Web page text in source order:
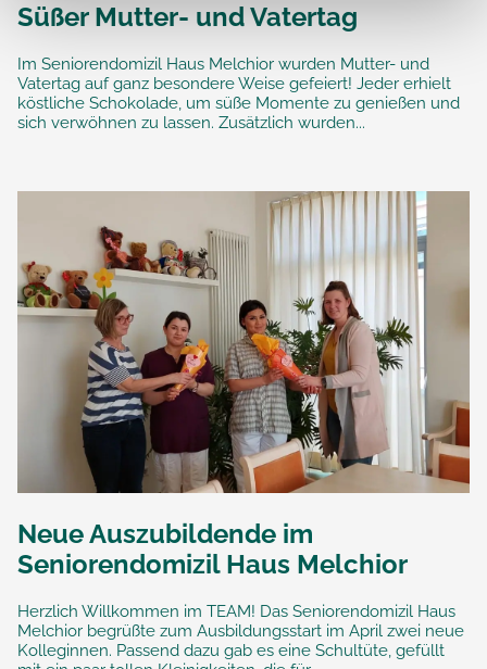
Süßer Mutter- und Vatertag
Im Seniorendomizil Haus Melchior wurden Mutter- und
Vatertag auf ganz besondere Weise gefeiert! Jeder erhielt
köstliche Schokolade, um süße Momente zu genießen und
sich verwöhnen zu lassen. Zusätzlich wurden...
Neue Auszubildende im
Seniorendomizil Haus Melchior
Herzlich Willkommen im TEAM! Das Seniorendomizil Haus
Melchior begrüßte zum Ausbildungsstart im April zwei neue
Kolleginnen. Passend dazu gab es eine Schultüte, gefüllt